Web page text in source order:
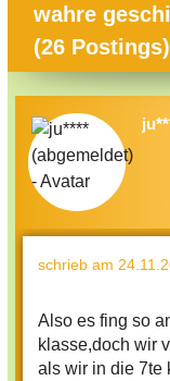
wahre
(26 Postings)
schrieb am
Also es fing so
klasse,doch wir
als wir in die 7te